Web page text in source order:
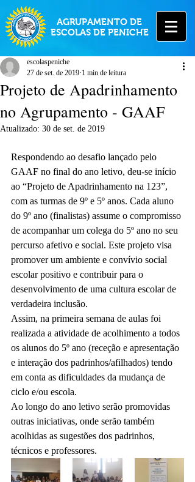
AGRUPAMENTO DE
ESCOLAS DE PENICHE
Projeto de Apadrinhamento
no Agrupamento - GAAF
escolaspeniche
27 de set. de 2019 1 min de leitura
Atualizado: 30 de set. de 2019
Respondendo ao desafio lançado pelo
GAAF no final do ano letivo, deu-se início
ao “Projeto de Apadrinhamento na 123”,
com as turmas de 9º e 5º anos. Cada aluno
do 9º ano (finalistas) assume o compromisso
de acompanhar um colega do 5º ano no seu
percurso afetivo e social. Este projeto visa
promover um ambiente e convívio social
escolar positivo e contribuir para o
desenvolvimento de uma cultura escolar de
verdadeira inclusão.
Assim, na primeira semana de aulas foi
realizada a atividade de acolhimento a todos
os alunos do 5º ano (receção e apresentação
e interação dos padrinhos/afilhados) tendo
em conta as dificuldades da mudança de
ciclo e/ou escola.
Ao longo do ano letivo serão promovidas
outras iniciativas, onde serão também
acolhidas as sugestões dos padrinhos,
técnicos e professores.